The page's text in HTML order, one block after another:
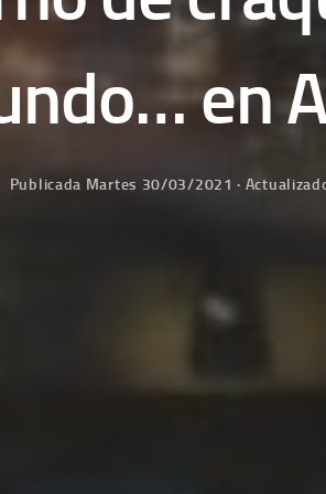
en
Publicada Martes 30/03/2021 ·